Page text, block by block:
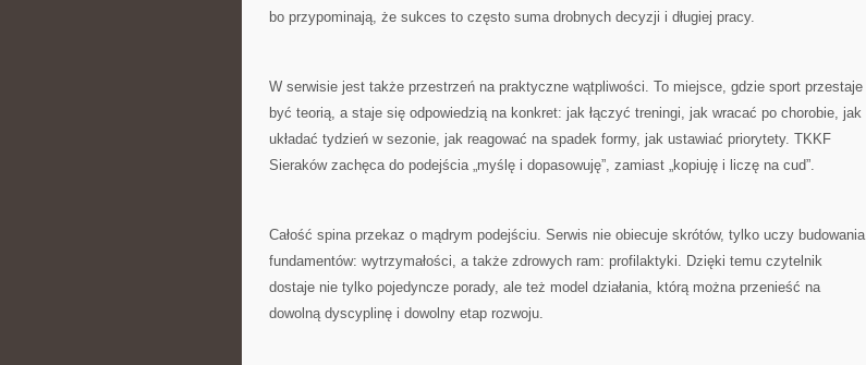
bo przypominają, że sukces to często suma drobnych decyzji i długiej pracy.
W serwisie jest także przestrzeń na praktyczne wątpliwości. To miejsce, gdzie sport przestaje
być teorią, a staje się odpowiedzią na konkret: jak łączyć treningi, jak wracać po chorobie, jak
układać tydzień w sezonie, jak reagować na spadek formy, jak ustawiać priorytety. TKKF
Sieraków zachęca do podejścia „myślę i dopasowuję”, zamiast „kopiuję i liczę na cud”.
Całość spina przekaz o mądrym podejściu. Serwis nie obiecuje skrótów, tylko uczy budowania
fundamentów: wytrzymałości, a także zdrowych ram: profilaktyki. Dzięki temu czytelnik
dostaje nie tylko pojedyncze porady, ale też model działania, którą można przenieść na
dowolną dyscyplinę i dowolny etap rozwoju.